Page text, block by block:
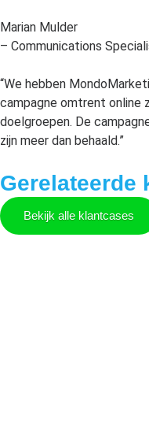
Marian Mulder
– Communications
“We hebben
campagne omtrent online
doelgroepen. De
zijn meer dan behaald.”
Gerelateerde
Bekijk alle klantcases